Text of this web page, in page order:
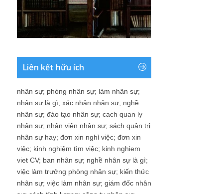
Liên kết hữu ích
nhân sự; phòng nhân sự; làm nhân sự;
nhân sự là gì; xác nhận nhân sự; nghề
nhân sự; đào tạo nhân sự; cach quan ly
nhân sự; nhân viên nhân sự; sách quản trị
nhân sự hay; đơn xin nghỉ việc; đơn xin
việc; kinh nghiệm tìm việc; kinh nghiem
viet CV; ban nhân sự; nghề nhân sự là gì;
việc làm trưởng phòng nhân sự; kiến thức
nhân sự; việc làm nhân sự; giám đốc nhân